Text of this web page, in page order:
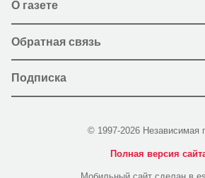
О газете
Обратная связь
Подписка
© 1997-2026 Независимая
Полная версия